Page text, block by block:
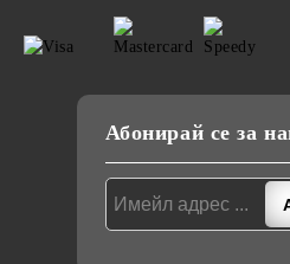
Абонирай се за